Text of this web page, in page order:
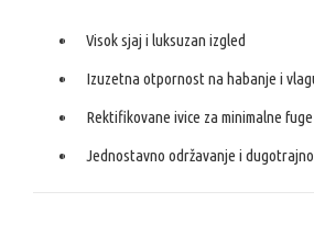
Visok sjaj i luksuzan izgled
Izuzetna otpornost na habanje i
Rektifikovane ivice za minimalne fuge
Jednostavno održavanje i